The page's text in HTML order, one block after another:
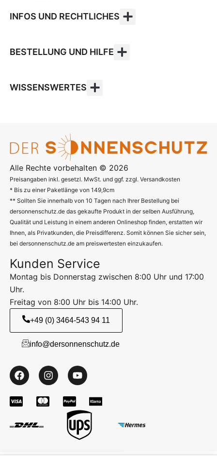
INFOS UND RECHTLICHES
BESTELLUNG UND HILFE
WISSENSWERTES
Alle Rechte vorbehalten © 2026
Preisangaben inkl. gesetzl. MwSt. und ggf. zzgl. Versandkosten
* Bis zu einer Paketlänge von 149,9cm
** Sollten Sie innerhalb von 10 Tagen nach Ihrer Bestellung bei
dersonnenschutz.de das gekaufte Produkt in der selben Ausführung,
Qualität und Leistung in einem anderen Onlineshop finden, erstatten wir
Ihnen, als Privatkunden, die Preisdifferenz. Somit können Sie sicher sein,
bei dersonnenschutz.de am preiswertesten einzukaufen.
Kunden Service
Montag bis Donnerstag zwischen 8:00 Uhr und 17:00
Uhr.
Freitag von 8:00 Uhr bis 14:00 Uhr.
+49 (0) 3464-543 94 11
info@dersonnenschutz.de